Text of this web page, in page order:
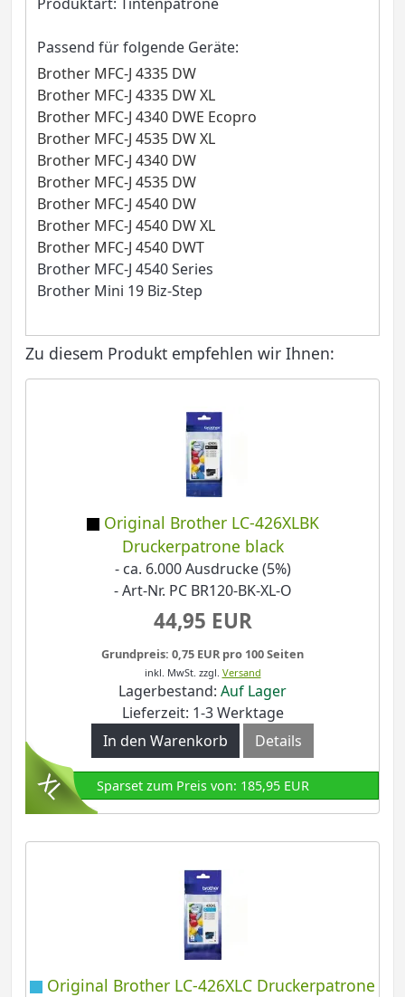
Passend für folgende Geräte:
Brother MFC-J 4335 DW
Brother MFC-J 4335 DW XL
Brother MFC-J 4340 DWE Ecopro
Brother MFC-J 4535 DW XL
Brother MFC-J 4340 DW
Brother MFC-J 4535 DW
Brother MFC-J 4540 DW
Brother MFC-J 4540 DW XL
Brother MFC-J 4540 DWT
Brother MFC-J 4540 Series
Brother Mini 19 Biz-Step
Zu diesem Produkt empfehlen wir Ihnen:
Original Brother LC-426XLBK
Druckerpatrone black
- ca. 6.000 Ausdrucke (5%)
- Art-Nr. PC BR120-BK-XL-O
44,95 EUR
Grundpreis: 0,75 EUR pro 100 Seiten
inkl. MwSt. zzgl. Versand
Lagerbestand: Auf Lager
Lieferzeit: 1-3 Werktage
In den Warenkorb
Details
Sparset zum Preis von: 185,95 EUR
Original Brother LC-426XLC Druckerpatrone